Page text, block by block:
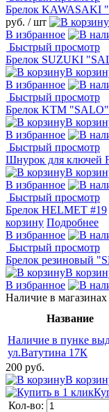
Брелок KAWASAKI
руб. / шт
В избранное
Быстрый просмотр
Брелок SUZUKI
В
В избранное
Быстрый просмотр
Брелок KTM "SALO"
В
В избранное
Быстрый просмотр
Шнурок для ключей
В
В избранное
Быстрый просмотр
Брелок HELMET #19
корзину Подробнее
В избранное
Быстрый просмотр
Брелок резиновый
В
В избранное
Наличие в магазинах
Название
Наличие в пунке
ул.Ватутина 17К
200 руб.
В
Кол-во: